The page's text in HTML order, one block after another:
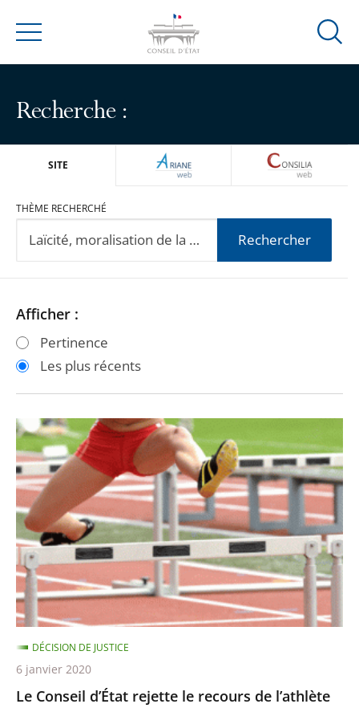
Menu
Ouvrir
Recherche :
SITE ARIANEWEB
THÈME RECHERCHÉ
Rechercher
Passer
les
filtres
après
Passer
les
filtres
avant
Afficher :
Pertinence
Les plus récents
Le
Conseil
d’État
rejette
le
recours
de
l’athlète
Ophélie
Claude-
Boxberger
contre
sa
Le Conseil d’État rejette le recours de l’athlète
DÉCISION DE JUSTICE
6 janvier 2020